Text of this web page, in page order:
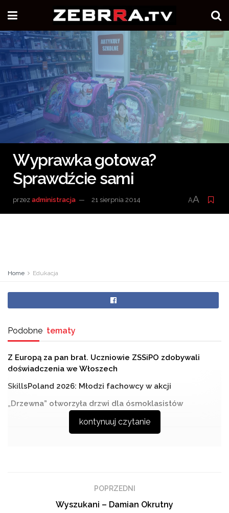
Wyprawka gotowa?
Sprawdźcie sami
przez administracja 21 sierpnia 2014 AA
Home Edukacja
Podobne tematy
Z Europą za pan brat. Uczniowie ZSSiPO zdobywali
doświadczenia we Włoszech
SkillsPoland 2026: Młodzi fachowcy w akcji
„Drzewna” otworzyła drzwi dla ósmoklasistów
kolegów. Smutek na pewno pojawia się na twarzach
rodziców, gdy trzeba skompletować—niejednokrotnie
kontynuuj czytanie
POPRZEDNI
Wyszukani – Damian Okrutny